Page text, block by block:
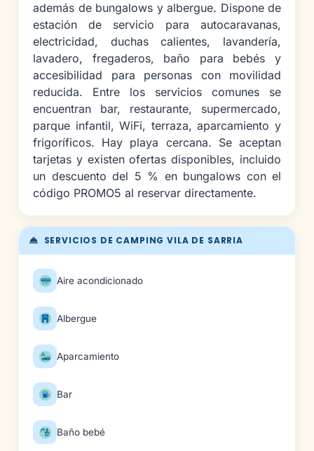
SERVICIOS DE CAMPING VILA DE SARRIA
Aire acondicionado
Albergue
Aparcamiento
Bar
Baño bebé
además de bungalows y albergue. Dispone de
estación de servicio para autocaravanas,
electricidad, duchas calientes, lavandería,
lavadero, fregaderos, baño para bebés y
accesibilidad para personas con movilidad
reducida. Entre los servicios comunes se
encuentran bar, restaurante, supermercado,
parque infantil, WiFi, terraza, aparcamiento y
frigoríficos. Hay playa cercana. Se aceptan
tarjetas y existen ofertas disponibles, incluido
un descuento del 5 % en bungalows con el
código PROMO5 al reservar directamente.